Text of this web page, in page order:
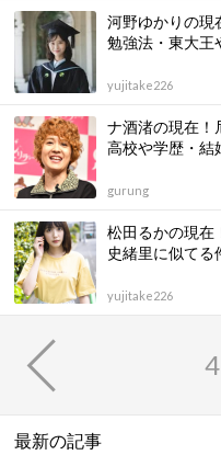
河野ゆかりの現
勉強法・東大王
yujitake226
ナ酒渚の現在！
高校や学歴・結
gurung
松田るかの現在
史緒里に似てる
yujitake226
最新の記事